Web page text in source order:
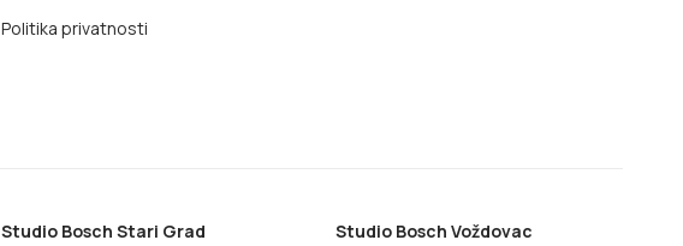
Politika privatnosti
Studio Bosch Stari Grad Studio Bosch Voždovac